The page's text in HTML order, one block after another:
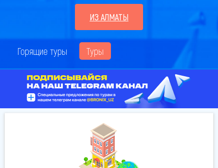
ИЗ АЛМАТЫ
Горящие туры Туры